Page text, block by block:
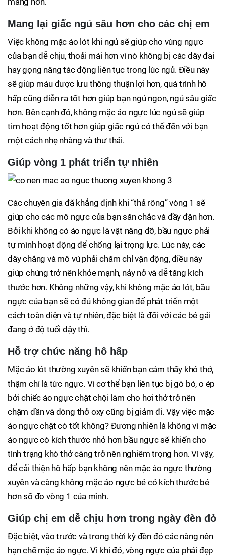
Mang lại giấc ngủ sâu hơn cho các chị em
Việc không mặc áo lót khi ngủ sẽ giúp cho vùng ngực
của bạn dễ chịu, thoải mái hơn vì nó không bị các dây đai
hay gọng nâng tác động liên tục trong lúc ngủ. Điều này
sẽ giúp máu được lưu thông thuận lợi hơn, quá trình hô
hấp cũng diễn ra tốt hơn giúp bạn ngủ ngon, ngủ sâu giấc
hơn. Bên cạnh đó, không mặc áo ngực lúc ngủ sẽ giúp
tim hoạt động tốt hơn giúp giấc ngủ có thể đến với bạn
một cách nhẹ nhàng và thư thái.
Giúp vòng 1 phát triển tự nhiên
Các chuyên gia đã khẳng định khi “thả rông” vòng 1 sẽ
giúp cho các mô ngực của bạn săn chắc và đầy đặn hơn.
Bởi khi không có áo ngực là vật nâng đỡ, bầu ngực phải
tự mình hoạt động để chống lại trọng lực. Lúc này, các
dây chằng và mô vú phải chăm chỉ vận động, điều này
giúp chúng trở nên khỏe mạnh, nảy nở và dễ tăng kích
thước hơn. Không những vậy, khi không mặc áo lót, bầu
ngực của bạn sẽ có đủ không gian để phát triển một
cách toàn diện và tự nhiên, đặc biệt là đối với các bé gái
đang ở độ tuổi dậy thì.
Hỗ trợ chức năng hô hấp
Mặc áo lót thường xuyên sẽ khiến bạn cảm thấy khó thở,
thậm chí là tức ngực. Vì cơ thể bạn liên tục bị gò bó, o ép
bởi chiếc áo ngực chật chội làm cho hơi thở trở nên
chậm dần và dòng thở oxy cũng bị giảm đi. Vậy việc mặc
áo ngực chật có tốt không? Đương nhiên là không vì mặc
áo ngực có kích thước nhỏ hơn bầu ngực sẽ khiến cho
tình trạng khó thở càng trở nên nghiêm trọng hơn. Vì vậy,
để cải thiện hô hấp bạn không nên mặc áo ngực thường
xuyên và càng không mặc áo ngực bé có kích thước bé
hơn số đo vòng 1 của mình.
Giúp chị em dễ chịu hơn trong ngày đèn đỏ
Đặc biệt, vào trước và trong thời kỳ đèn đỏ các nàng nên
hạn chế mặc áo ngực. Vì khi đó, vòng ngực của phái đẹp